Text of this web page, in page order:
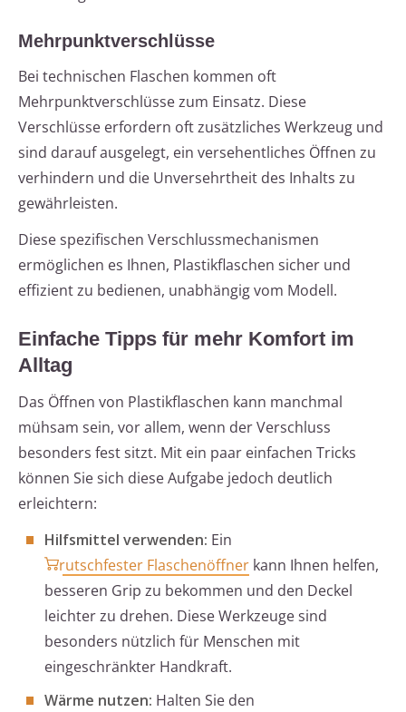
Mehrpunktverschlüsse
Bei technischen Flaschen kommen oft
Mehrpunktverschlüsse zum Einsatz. Diese
Verschlüsse erfordern oft zusätzliches Werkzeug und
sind darauf ausgelegt, ein versehentliches Öffnen zu
verhindern und die Unversehrtheit des Inhalts zu
gewährleisten.
Diese spezifischen Verschlussmechanismen
ermöglichen es Ihnen, Plastikflaschen sicher und
effizient zu bedienen, unabhängig vom Modell.
Einfache Tipps für mehr Komfort im
Alltag
Das Öffnen von Plastikflaschen kann manchmal
mühsam sein, vor allem, wenn der Verschluss
besonders fest sitzt. Mit ein paar einfachen Tricks
können Sie sich diese Aufgabe jedoch deutlich
erleichtern:
Hilfsmittel verwenden: Ein
rutschfester Flaschenöffner kann Ihnen helfen,
besseren Grip zu bekommen und den Deckel
leichter zu drehen. Diese Werkzeuge sind
besonders nützlich für Menschen mit
eingeschränkter Handkraft.
Wärme nutzen: Halten Sie den